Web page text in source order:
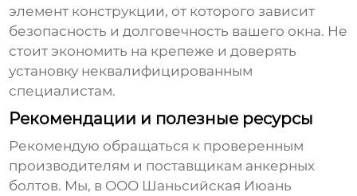
элемент конструкции, от которого зависит
безопасность и долговечность вашего окна. Не
стоит экономить на крепеже и доверять
установку неквалифицированным
специалистам.
Рекомендации и полезные ресурсы
Рекомендую обращаться к проверенным
производителям и поставщикам анкерных
болтов. Мы, в ООО Шаньсийская Июань